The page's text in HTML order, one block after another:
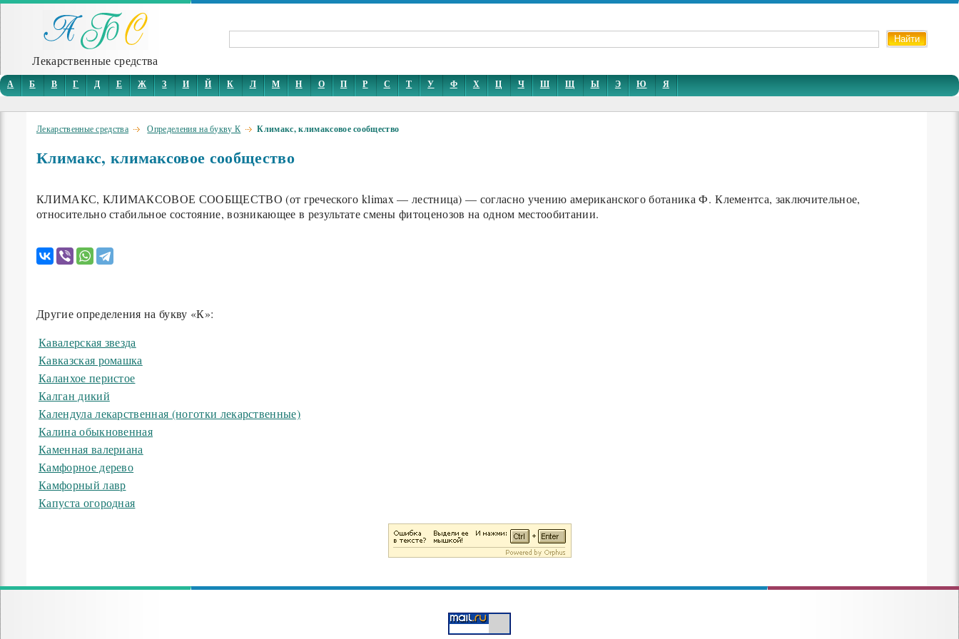
Лекарственные средства
А Б В Г Д Е Ж З И Й К Л М Н О П Р С Т У Ф Х Ц Ч Ш Щ Ы Э Ю Я
Лекарственные средства Определения на букву К Климакс, климаксовое сообщество
Климакс, климаксовое сообщество
КЛИМАКС, КЛИМАКСОВОЕ СООБЩЕСТВО (от греческого klimax — лестница) — согласно учению американского ботаника Ф. Клементса, заключительное,
относительно стабильное состояние, возникающее в результате смены фитоценозов на одном местообитании.
Другие определения на букву «К»:
Кавалерская звезда
Кавказская ромашка
Каланхое перистое
Калган дикий
Календула лекарственная (ноготки лекарственные)
Калина обыкновенная
Каменная валериана
Камфорное дерево
Камфорный лавр
Капуста огородная